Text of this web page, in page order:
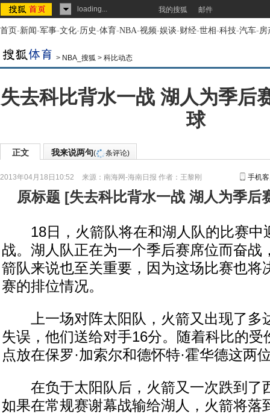
loading... 我的搜狐 邮件
首页-新闻-军事-文化-历史-体育-NBA-视频-娱谈-财经-世相-科技-汽车-房
> NBA_搜狐 > 科比动态
失去科比背水一战 湖人为季后
球
正文 我来说两句( 条评论)
2013年04月18日10:52 来源： 南海网-海南日报 作者：王黎刚 手机
原标题 [失去科比背水一战 湖人为季后
18日，火箭队将在和湖人队的比赛中
战。湖人队正在为一个季后赛席位而奋战
箭队来说也至关重要，因为这场比赛也将
赛的排位情况。
上一场对阵太阳队，火箭又出现了多
失误，他们送给对手16分。随着科比的受
点放在保罗·加索尔和德怀特·霍华德这两
在负于太阳队后，火箭又一次跌到了
如果在常规赛谢幕战输给湖人，火箭将落